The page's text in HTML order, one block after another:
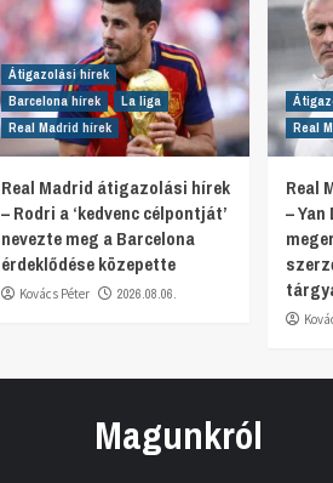
Átigazolási hírek
Barcelona hírek
La liga
Real Madrid hírek
Real Madrid átigazolási hírek
– Rodri a ‘kedvenc célpontját’
nevezte meg a Barcelona
érdeklődése közepette
Kovács Péter 2026.08.06.
Real
Real
–
Magunkról